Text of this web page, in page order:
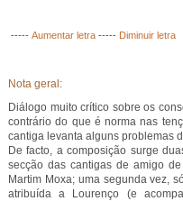
----- Aumentar letra ----- Diminuir letra
Nota geral:
Diálogo muito crítico sobre os
contrário do que é norma nas
cantiga levanta alguns problemas
De facto, a composição surge
secção das cantigas de amigo
Martim Moxa; uma segunda vez,
atribuída a Lourenço (e